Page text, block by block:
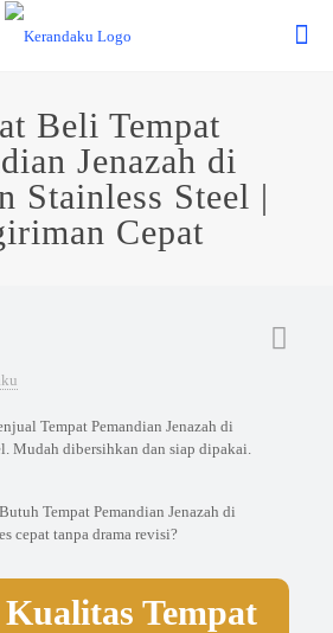
Beli Tempat
Jenazah di
Stainless Steel |
Cepat
Tempat Pemandian Jenazah di
Mudah dibersihkan dan siap dipakai.
Tempat Pemandian Jenazah di
cepat tanpa drama revisi?
Tempat